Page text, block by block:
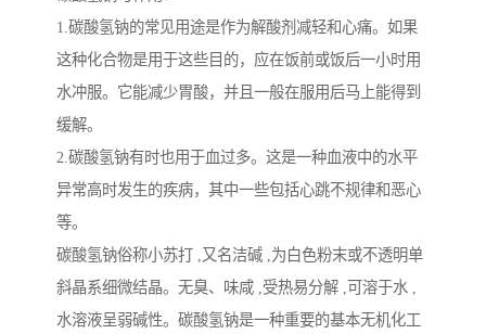
1.碳酸氢钠的常见用途是作为解酸剂减轻和心痛。如果
这种化合物是用于这些目的，应在饭前或饭后一小时用
水冲服。它能减少胃酸，并且一般在服用后马上能得到
缓解。
2.碳酸氢钠有时也用于血过多。这是一种血液中的水平
异常高时发生的疾病，其中一些包括心跳不规律和恶心
等。
碳酸氢钠俗称小苏打 ,又名洁碱 ,为白色粉末或不透明单
斜晶系细微结晶。无臭、味咸 ,受热易分解 ,可溶于水 ,
水溶液呈弱碱性。碳酸氢钠是一种重要的基本无机化工